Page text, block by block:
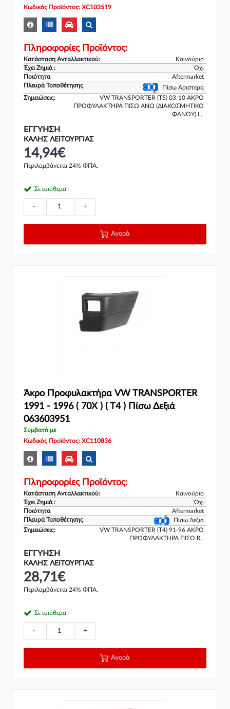
Κωδικός Προϊόντος: XC103519
Πληροφορίες Προϊόντος:
Κατάσταση Ανταλλακτικού:
Καινούριο
Έχει Ζημιά :
Όχι
Ποιότητα
Aftermarket
Πλευρά Τοποθέτησης
Πίσω Αριστερά
Σημειώσεις:
VW TRANSPORTER (T5) 03-10 ΑΚΡΟ
ΠΡΟΦΥΛΑΚΤΗΡΑ ΠΙΣΩ ΑΝΩ (ΔΙΑΚΟΣΜΗΤΙΚΟ
ΦΑΝΟΥ) L..
ΕΓΓΎΗΣΗ
ΚΑΛΗΣ ΛΕΙΤΟΥΡΓΙΑΣ
14,94€
Περιλαμβάνεται 24% ΦΠΑ.
Σε απόθεμα
- +
Αγορά
Άκρο Προφυλακτήρα VW TRANSPORTER
1991 - 1996 ( 70X ) ( T4 ) Πίσω Δεξιά
063603951
Συμβατό με
Κωδικός Προϊόντος: XC110836
Πληροφορίες Προϊόντος:
Κατάσταση Ανταλλακτικού:
Καινούριο
Έχει Ζημιά :
Όχι
Ποιότητα
Aftermarket
Πλευρά Τοποθέτησης
Πίσω Δεξιά
Σημειώσεις:
VW TRANSPORTER (T4) 91-96 ΑΚΡΟ
ΠΡΟΦΥΛΑΚΤΗΡΑ ΠΙΣΩ R..
ΕΓΓΎΗΣΗ
ΚΑΛΗΣ ΛΕΙΤΟΥΡΓΙΑΣ
28,71€
Περιλαμβάνεται 24% ΦΠΑ.
Σε απόθεμα
- +
Αγορά